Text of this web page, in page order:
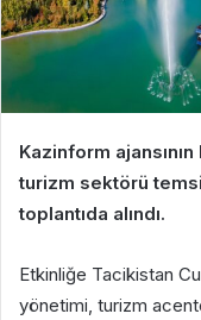
Kazinform
turizm sektörü
toplantıda alındı.
Etkinliğe Tacikistan
yönetimi, turizm